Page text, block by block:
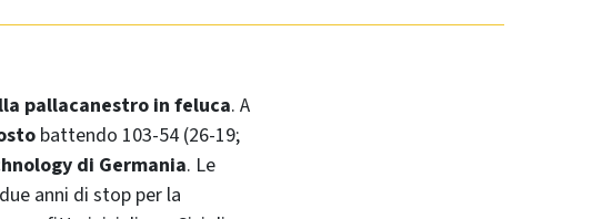
pallacanestro in feluca. A
battendo 103-54 (26-19;
di Germania. Le
anni di stop per la